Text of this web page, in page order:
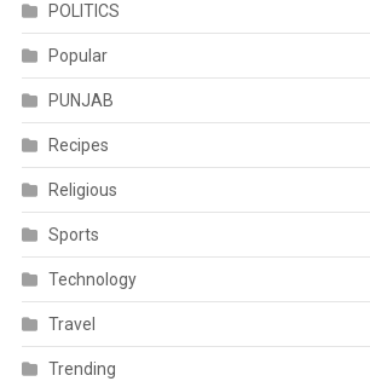
POLITICS
Popular
PUNJAB
Recipes
Religious
Sports
Technology
Travel
Trending